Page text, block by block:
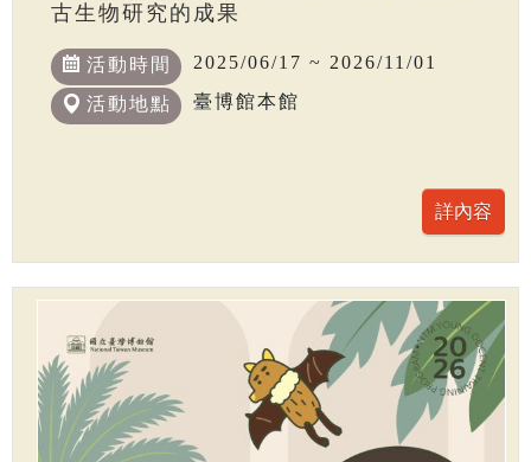
古生物研究的成果
活動時間 2025/06/17 ~ 2026/11/01
活動地點 臺博館本館